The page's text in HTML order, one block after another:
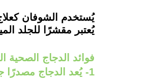
يُستخدم الشوفان
يُعتبر مقشرًا للجلد
فوائد الدجاج
1- يُعد الدجاج مصدرًا جيدًا للبروتين